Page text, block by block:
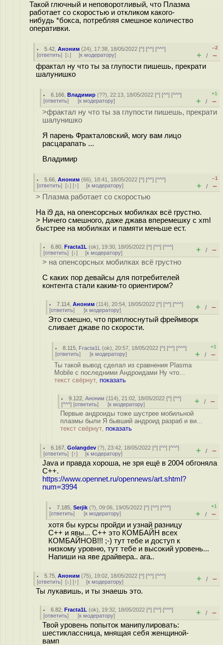
Такой глючный и неповоротливый, что Плазма
работает со скоростью и откликом какого-
нибудь *бокса, потребляя смешное количество
оперативки.
5.42 ,Аноним (24), 17:38, 18/05/2022 [^] [^^] [^^^]
[ответить] [↓] [к модератору]
–2
+ / –
фрактал ну что ты за глупости пишешь, прекрати
шалунишко
6.166 ,Владимир (??), 22:13, 18/05/2022 [^] [^^] [^^^]
[ответить] [к модератору]
+1
+ / –
>фрактал ну что ты за глупости пишешь, прекрати
шалунишко
Я парень Фракталовский, могу вам лицо
расцарапать ...
Владимир
5.66 ,Аноним (66), 18:41, 18/05/2022 [^] [^^] [^^^]
[ответить] [↓] [↑] [к модератору]
–1
+ / –
> Плазма работает со скоростью
На i9 да, на опенсорсных мобилках всё грустно.
> Ничего смешного, даже джава вперемешку с xml
быстрее на мобилках и памяти меньше ест.
6.80 ,Fracta1L (ok), 19:30, 18/05/2022 [^] [^^] [^^^]
[ответить] [↓] [к модератору] + / –
> на опенсорсных мобилках всё грустно
С каких пор девайсы для потребителей
контента стали каким-то ориентиром?
7.114 ,Аноним (114), 20:54, 18/05/2022 [^] [^^] [^^^]
[ответить] [к модератору] + / –
Это смешно, что приплюснутый фреймворк
сливает джаве по скорости.
8.115 Fracta1L (ok), 20:57, 18/05/2022 [^] [^^] [^^^]
[ответить] [к модератору]
+1
+ / –
Ты такой вывод сделал из сравнения Plasma
Mobile с последними Андроидами Ну что...
текст свёрнут, показать
9.122 ,Аноним (114), 21:02, 18/05/2022 [^] [^^]
[^^^] [ответить] [к модератору] + / –
Первые андроиды тоже шустрее мобильной
плазмы были Я бывший андроид разраб и ви...
текст свёрнут, показать
6.167 ,Golangdev (?), 23:42, 18/05/2022 [^] [^^] [^^^]
[ответить] [↑] [к модератору] + / –
Java и правда хороша, не зря ещё в 2004 обгоняла
C++.
https://www.opennet.ru/opennews/art.shtml?
num=3994
7.185 ,Serjik (?), 09:06, 19/05/2022 [^] [^^] [^^^]
[ответить] [к модератору]
+1
+ / –
хотя бы курсы пройди и узнай разницу
C++ и явы... C++ это КОМБАЙН всех
КОМБАЙНОВ!!! ;-) тут тебе и доступ к
низкому уровню, тут тебе и высокий уровень...
Напиши на яве драйвера.. ага..
5.75 ,Аноним (75), 19:02, 18/05/2022 [^] [^^] [^^^]
[ответить] [↓] [↑] [к модератору] + / –
Ты лукавишь, и ты знаешь это.
6.82 ,Fracta1L (ok), 19:32, 18/05/2022 [^] [^^] [^^^]
[ответить] [к модератору] + / –
Твой уровень попыток манипулировать:
шестиклассница, мнящая себя женщиной-
вамп